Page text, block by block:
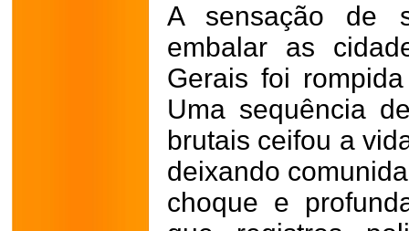
A sensação de
embalar as
Gerais foi
Uma sequência
brutais ceifou a
deixando
choque e